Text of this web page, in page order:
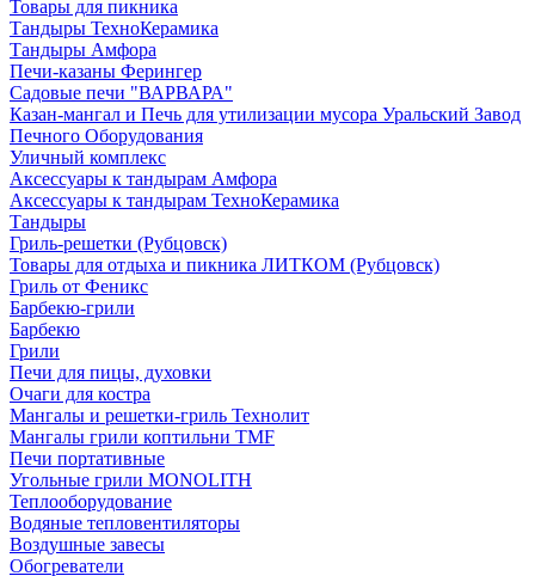
Товары для пикника
Тандыры ТехноКерамика
Тандыры Амфора
Печи-казаны Ферингер
Садовые печи "ВАРВАРА"
Казан-мангал и Печь для утилизации мусора Уральский Завод
Печного Оборудования
Уличный комплекс
Аксессуары к тандырам Амфора
Аксессуары к тандырам ТехноКерамика
Тандыры
Гриль-решетки (Рубцовск)
Товары для отдыха и пикника ЛИТКОМ (Рубцовск)
Гриль от Феникс
Барбекю-грили
Барбекю
Грили
Печи для пицы, духовки
Очаги для костра
Мангалы и решетки-гриль Технолит
Мангалы грили коптильни TMF
Печи портативные
Угольные грили MONOLITH
Теплооборудование
Водяные тепловентиляторы
Воздушные завесы
Обогреватели